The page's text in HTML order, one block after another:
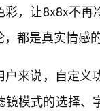
彩，让8x8x不
都是真实情感
户来说，自定义
镜模式的选择